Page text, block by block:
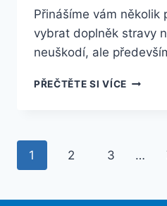
Přinášíme vám několik
vybrat doplněk stravy
neuškodí, ale
PŘEČTĚTE SI VÍCEJAK
Navigace
1 2 3 …